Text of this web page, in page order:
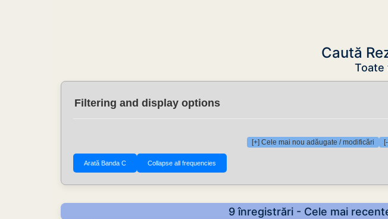
Caută
Toate
Filtering and display options
[+] Cele mai nou adăugate / modificări
9 înregistrări - Cele mai